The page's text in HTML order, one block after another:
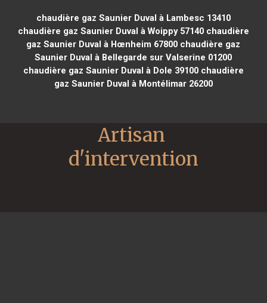
chaudière gaz Saunier Duval à Lambesc 13410
chaudière gaz Saunier Duval à Woippy 57140chaudière
gaz Saunier Duval à Hœnheim 67800 chaudière gaz
Saunier Duval à Bellegarde sur Valserine 01200
chaudière gaz Saunier Duval à Dole 39100chaudière
gaz Saunier Duval à Montélimar 26200
Artisan
d'intervention